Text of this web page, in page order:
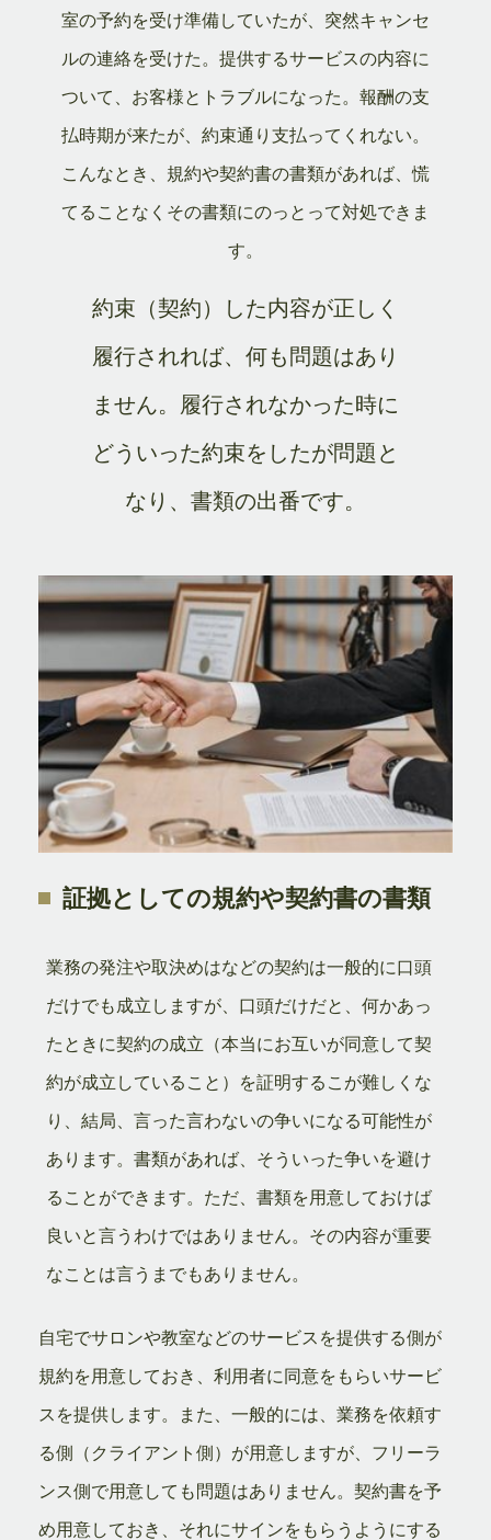
室の予約を受け準備していたが、突然キャンセ
ルの連絡を受けた。提供するサービスの内容に
ついて、お客様とトラブルになった。報酬の支
払時期が来たが、約束通り支払ってくれない。
こんなとき、規約や契約書の書類があれば、慌
てることなくその書類にのっとって対処できま
す。
約束（契約）した内容が正しく
履行されれば、何も問題はあり
ません。履行されなかった時に
どういった約束をしたが問題と
なり、書類の出番です。
証拠としての規約や契約書の書類
業務の発注や取決めはなどの契約は一般的に口頭
だけでも成立しますが、口頭だけだと、何かあっ
たときに契約の成立（本当にお互いが同意して契
約が成立していること）を証明するこが難しくな
り、結局、言った言わないの争いになる可能性が
あります。書類があれば、そういった争いを避け
ることができます。ただ、書類を用意しておけば
良いと言うわけではありません。その内容が重要
なことは言うまでもありません。
自宅でサロンや教室などのサービスを提供する側が
規約を用意しておき、利用者に同意をもらいサービ
スを提供します。また、一般的には、業務を依頼す
る側（クライアント側）が用意しますが、フリーラ
ンス側で用意しても問題はありません。契約書を予
め用意しておき、それにサインをもらうようにする